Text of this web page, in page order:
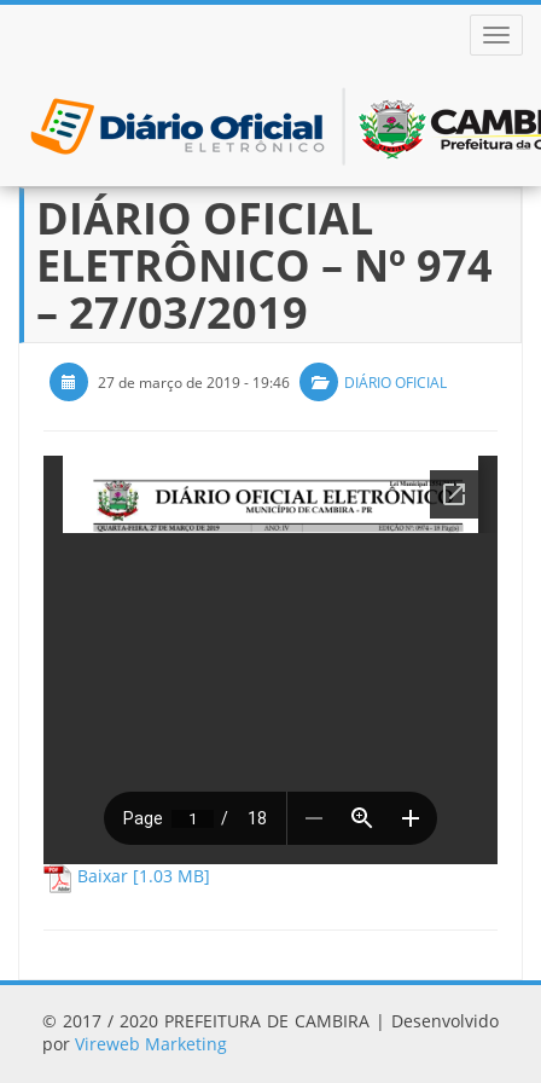
Pular
para
conteúdo
DIÁRIO OFICIAL
ELETRÔNICO – Nº 974
– 27/03/2019
27 de março de 2019 - 19:46 DIÁRIO OFICIAL
Baixar [1.03 MB]
© 2017 / 2020 PREFEITURA DE CAMBIRA | Desenvolvido
por Vireweb Marketing